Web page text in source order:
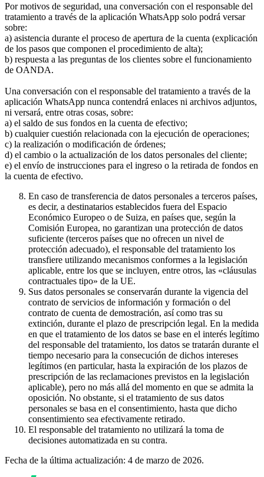
Por motivos de seguridad, una conversación con el responsable del
tratamiento a través de la aplicación WhatsApp solo podrá versar
sobre:
a) asistencia durante el proceso de apertura de la cuenta (explicación
de los pasos que componen el procedimiento de alta);
b) respuesta a las preguntas de los clientes sobre el funcionamiento
de OANDA.
Una conversación con el responsable del tratamiento a través de la
aplicación WhatsApp nunca contendrá enlaces ni archivos adjuntos,
ni versará, entre otras cosas, sobre:
a) el saldo de sus fondos en la cuenta de efectivo;
b) cualquier cuestión relacionada con la ejecución de operaciones;
c) la realización o modificación de órdenes;
d) el cambio o la actualización de los datos personales del cliente;
e) el envío de instrucciones para el ingreso o la retirada de fondos en
la cuenta de efectivo.
En caso de transferencia de datos personales a terceros países,
es decir, a destinatarios establecidos fuera del Espacio
Económico Europeo o de Suiza, en países que, según la
Comisión Europea, no garantizan una protección de datos
suficiente (terceros países que no ofrecen un nivel de
protección adecuado), el responsable del tratamiento los
transfiere utilizando mecanismos conformes a la legislación
aplicable, entre los que se incluyen, entre otros, las «cláusulas
contractuales tipo» de la UE.
Sus datos personales se conservarán durante la vigencia del
contrato de servicios de información y formación o del
contrato de cuenta de demostración, así como tras su
extinción, durante el plazo de prescripción legal. En la medida
en que el tratamiento de los datos se base en el interés legítimo
del responsable del tratamiento, los datos se tratarán durante el
tiempo necesario para la consecución de dichos intereses
legítimos (en particular, hasta la expiración de los plazos de
prescripción de las reclamaciones previstos en la legislación
aplicable), pero no más allá del momento en que se admita la
oposición. No obstante, si el tratamiento de sus datos
personales se basa en el consentimiento, hasta que dicho
consentimiento sea efectivamente retirado.
El responsable del tratamiento no utilizará la toma de
decisiones automatizada en su contra.
Fecha de la última actualización: 4 de marzo de 2026.